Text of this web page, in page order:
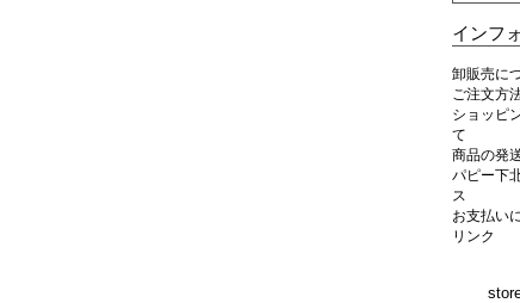
インフ
卸販売に
ご注文方
ショッピ
て
商品の発
パピー下
ス
お支払い
リンク